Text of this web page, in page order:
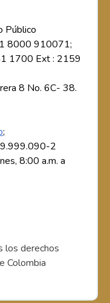
Público
8000 910071;
1700 Ext : 2159
8 No. 6C- 38.
;
2
8:00 a.m. a
derechos
Colombia